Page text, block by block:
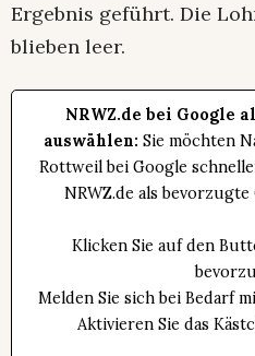
Ergebnis geführt. Die
blieben leer.
NRWZ.de bei Google
auswählen: Sie möchten
Rottweil bei Google
NRWZ.de als bevorzugte
Klicken Sie auf den
Melden Sie sich bei Bedarf
Aktivieren Sie das